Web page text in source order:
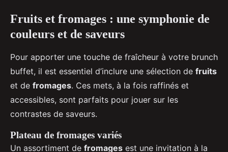
Fruits et fromages : une symphonie de
couleurs et de saveurs
Pour apporter une touche de fraîcheur à votre brunch
buffet, il est essentiel d’inclure une sélection de fruits
et de fromages. Ces mets, à la fois raffinés et
accessibles, sont parfaits pour jouer sur les
contrastes de saveurs.
Plateau de fromages variés
Un assortiment de fromages est une invitation à la